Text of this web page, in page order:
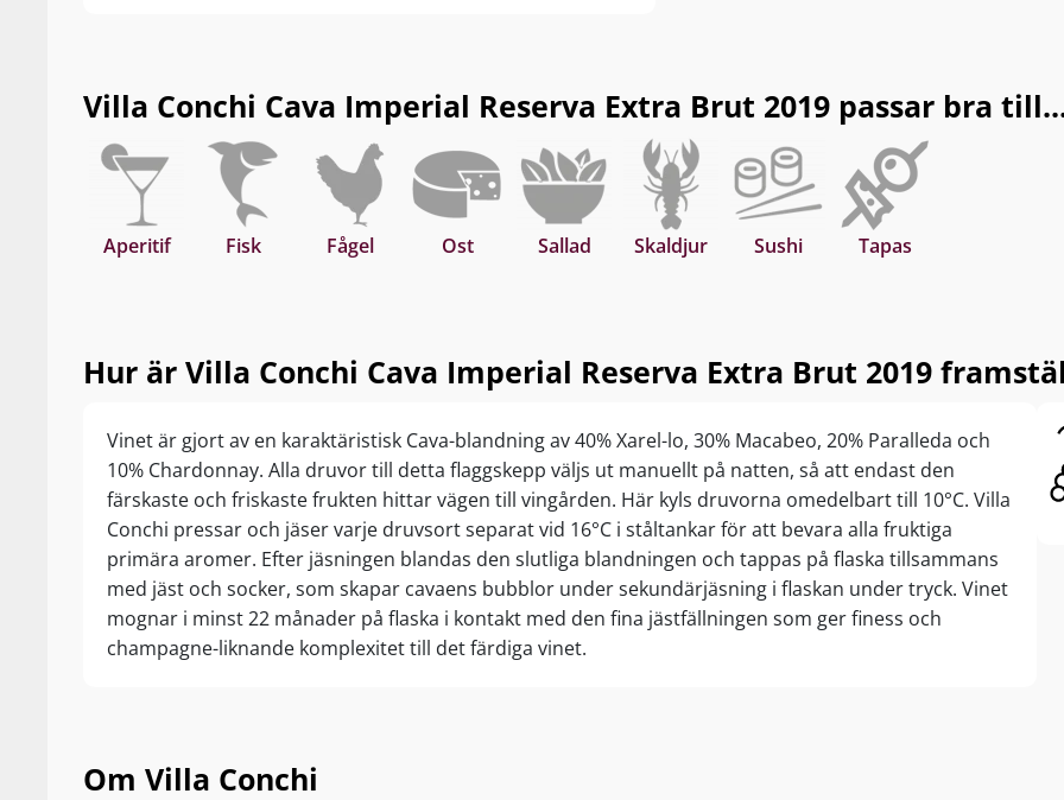
Villa Conchi Cava Imperial Reserva Extra Brut 2019 passar bra
Aperitif Fisk Fågel Ost Sallad Skaldjur Sushi Tapas
Hur är Villa Conchi Cava Imperial Reserva Extra Brut 2019
Vinet är gjort av en karaktäristisk Cava-blandning av 40% Xarel-lo, 30% Macabeo, 20% Paralleda och
10% Chardonnay. Alla druvor till detta flaggskepp väljs ut manuellt på natten, så att endast den
färskaste och friskaste frukten hittar vägen till vingården. Här kyls druvorna omedelbart till 10°C. Villa
Conchi pressar och jäser varje druvsort separat vid 16°C i ståltankar för att bevara alla fruktiga
primära aromer. Efter jäsningen blandas den slutliga blandningen och tappas på flaska tillsammans
med jäst och socker, som skapar cavaens bubblor under sekundärjäsning i flaskan under tryck. Vinet
mognar i minst 22 månader på flaska i kontakt med den fina jästfällningen som ger finess och
champagne-liknande komplexitet till det färdiga vinet.
Om Villa Conchi